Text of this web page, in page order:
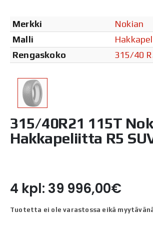
Merkki
Nokian
Malli
Rengaskoko
315/40
315/40R21 115T
Hakkapeliitta R5
4 kpl: 39 996,00€
Tuotetta ei ole varastossa eikä